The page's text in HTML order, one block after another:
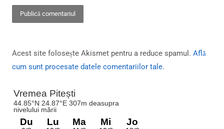
Acest site folosește Akismet pentru a reduce spamul. Află
cum sunt procesate datele comentariilor tale.